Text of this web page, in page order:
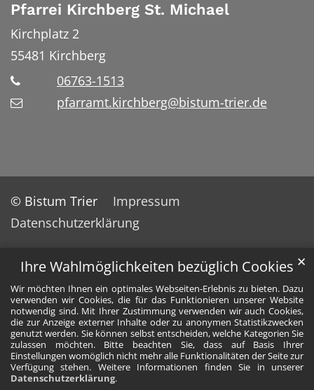
Ihre Wahlmöglichkeiten bezüglich Cookies
Wir möchten Ihnen ein optimales Webseiten-Erlebnis zu bieten. Dazu
verwenden wir Cookies, die für das Funktionieren unserer Website
notwendig sind. Mit Ihrer Zustimmung verwenden wir auch Cookies,
die zur Anzeige externer Inhalte oder zu anonymen Statistikzwecken
genutzt werden. Sie können selbst entscheiden, welche Kategorien Sie
zulassen möchten. Bitte beachten Sie, dass auf Basis Ihrer
Einstellungen womöglich nicht mehr alle Funktionalitäten der Seite zur
Verfügung stehen. Weitere Informationen finden Sie in unserer
Datenschutzerklärung.
✕
Pfarrei Kirchberg St. Michael
Kirchplatz 2
55481 Kirchberg
06763-1513
pfarramt.kirchberg@bistum-trier.de
© Bistum Trier
Impressum
Datenschutzerklärung